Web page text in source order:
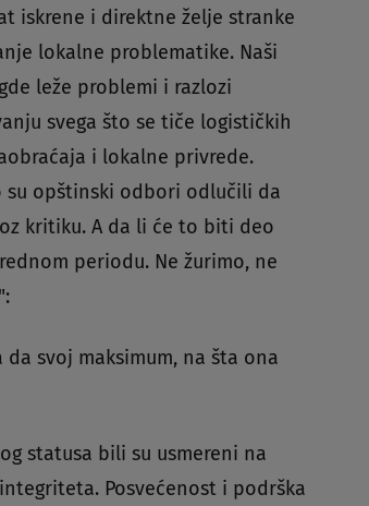
iskrene i direktne želje stranke
lokalne problematike. Naši
leže problemi i razlozi
svega što se tiče logističkih
i lokalne privrede.
su opštinski odbori odlučili da
kritiku. A da li će to biti deo
periodu. Ne žurimo, ne
svoj maksimum, na šta ona
statusa bili su usmereni na
Posvećenost i podrška